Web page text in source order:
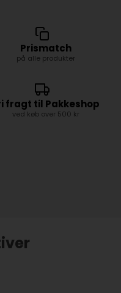
Prismatch
på alle produkter
fragt til Pakkeshop
ved køb over 500 kr